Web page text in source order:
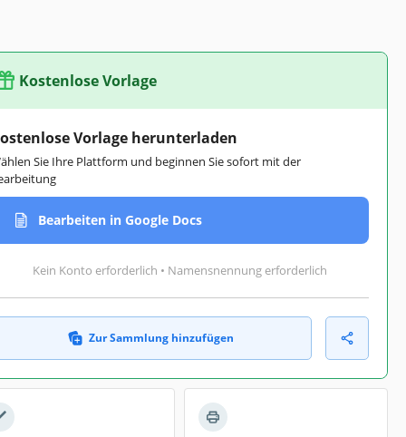
Kostenlose Vorlage
Vorlage herunterladen
Sie Ihre Plattform und beginnen Sie sofort mit der
Bearbeiten in Google Docs
Kein Konto erforderlich • Namensnennung erforderlich
Zur Sammlung hinzufügen